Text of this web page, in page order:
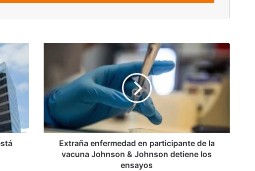
participante
de
la
vacuna
Johnson
&
Johnson
detiene
Extraña enfermedad en participante de la
vacuna Johnson & Johnson detiene los
ensayos